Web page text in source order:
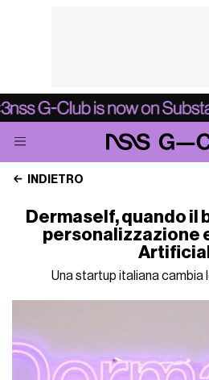
INDIETRO
Dermaself, quando il
personalizzazione
Una startup italiana cambia